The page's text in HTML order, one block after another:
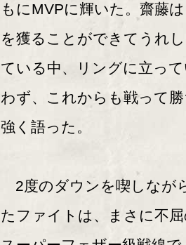
もにMVPに輝いた。齋藤
を獲ることができてうれ
ている中、リングに立っ
わず、これからも戦って
強く語った。
2度のダウンを喫しなが
たファイトは、まさに不